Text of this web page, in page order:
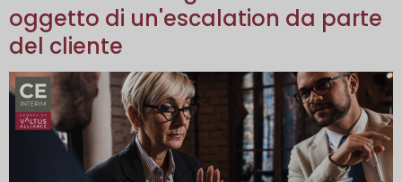
oggetto di un'escalation da parte
del cliente